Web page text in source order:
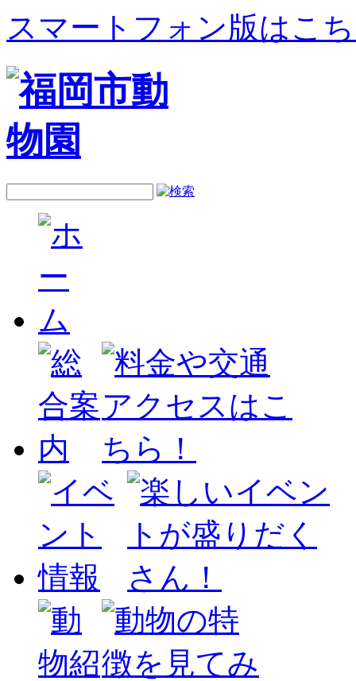
スマートフォン版はこ